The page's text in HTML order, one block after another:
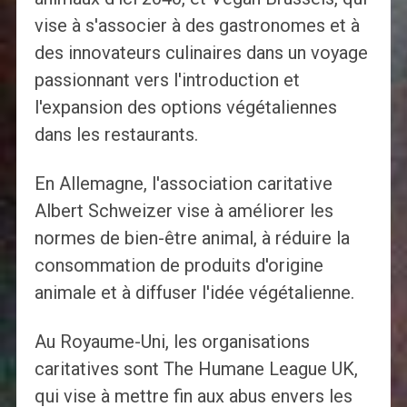
vise à s'associer à des gastronomes et à
des innovateurs culinaires dans un voyage
passionnant vers l'introduction et
l'expansion des options végétaliennes
dans les restaurants.
En Allemagne, l'association caritative
Albert Schweizer vise à améliorer les
normes de bien-être animal, à réduire la
consommation de produits d'origine
animale et à diffuser l'idée végétalienne.
Au Royaume-Uni, les organisations
caritatives sont The Humane League UK,
qui vise à mettre fin aux abus envers les